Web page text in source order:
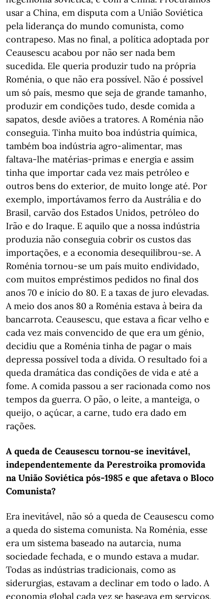
usar a China, em disputa com a União Soviética
pela liderança do mundo comunista, como
contrapeso. Mas no final, a política adoptada por
Ceausescu acabou por não ser nada bem
sucedida. Ele queria produzir tudo na própria
Roménia, o que não era possível. Não é possível
um só país, mesmo que seja de grande tamanho,
produzir em condições tudo, desde comida a
sapatos, desde aviões a tratores. A Roménia não
conseguia. Tinha muito boa indústria química,
também boa indústria agro-alimentar, mas
faltava-lhe matérias-primas e energia e assim
tinha que importar cada vez mais petróleo e
outros bens do exterior, de muito longe até. Por
exemplo, importávamos ferro da Austrália e do
Brasil, carvão dos Estados Unidos, petróleo do
Irão e do Iraque. E aquilo que a nossa indústria
produzia não conseguia cobrir os custos das
importações, e a economia desequilibrou-se. A
Roménia tornou-se um país muito endividado,
com muitos empréstimos pedidos no final dos
anos 70 e início do 80. E a taxas de juro elevadas.
A meio dos anos 80 a Roménia estava à beira da
bancarrota. Ceausescu, que estava a ficar velho e
cada vez mais convencido de que era um génio,
decidiu que a Roménia tinha de pagar o mais
depressa possível toda a dívida. O resultado foi a
queda dramática das condições de vida e até a
fome. A comida passou a ser racionada como nos
tempos da guerra. O pão, o leite, a manteiga, o
queijo, o açúcar, a carne, tudo era dado em
rações.
A queda de Ceausescu tornou-se inevitável,
independentemente da Perestroika promovida
na União Soviética pós-1985 e que afetava o Bloco
Comunista?
Era inevitável, não só a queda de Ceausescu como
a queda do sistema comunista. Na Roménia, esse
era um sistema baseado na autarcia, numa
sociedade fechada, e o mundo estava a mudar.
Todas as indústrias tradicionais, como as
siderurgias, estavam a declinar em todo o lado. A
economia global cada vez se baseava em serviços,